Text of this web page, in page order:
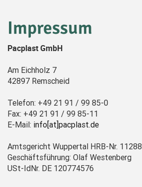
Impressum
Pacplast GmbH
Am Eichholz 7
42897 Remscheid
Telefon: +49 21 91 / 99 85-0
Fax: +49 21 91 / 99 85-11
E-Mail: info[at]pacplast.de
Amtsgericht Wuppertal HRB-Nr. 11288
Geschäftsführung: Olaf Westenberg
USt-IdNr. DE 120774576